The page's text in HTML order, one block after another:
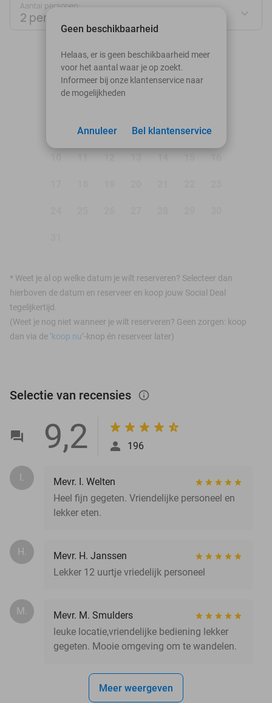
Aantal personen:
2 personen
augustus 2026
Ma
Di Wo Do Vr
4 5 6 7 8
* Weet je al op welke datum je wilt reserveren? Selecteer dan
hierboven de datum en reserveer en koop jouw Social Deal
tegelijkertijd.
(Weet je nog niet wanneer je wilt reserveren? Geen zorgen: koop
dan via de ‘koop nu’-knop én reserveer later)
Geen beschikbaarheid
Helaas, er is geen beschikbaarheid meer
voor het aantal waar je op zoekt.
Informeer bij onze klantenservice naar
de mogelijkheden
Bel klantenservice
Annuleer
Selectie van recensies info_outlined
9,2 196
I.
Mevr. I. Welten
Heel fijn gegeten. Vriendelijke personeel en
lekker eten.
H.
Mevr. H. Janssen
Lekker 12 uurtje vriedelijk personeel
M.
Mevr. M. Smulders
leuke locatie,vriendelijke bediening lekker
gegeten. Mooie omgeving om te wandelen.
Meer weergeven